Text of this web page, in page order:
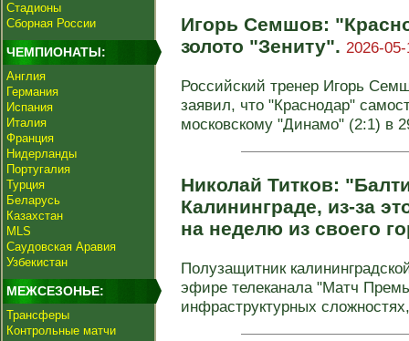
Стадионы
Сборная России
ЧЕМПИОНАТЫ:
Англия
Германия
Испания
Италия
Франция
Нидерланды
Португалия
Турция
Беларусь
Казахстан
MLS
Саудовская Аравия
Узбекистан
МЕЖСЕЗОНЬЕ:
Трансферы
Контрольные матчи
Игорь Семшов:
золото "Зениту". 2026-
Российский тренер Игорь
заявил, что "Краснодар"
московскому "Динамо" (2:1) в
Николай Титков:
Калининграде, из-за
на неделю из своего
Полузащитник
эфире телеканала "Матч
инфраструктурных